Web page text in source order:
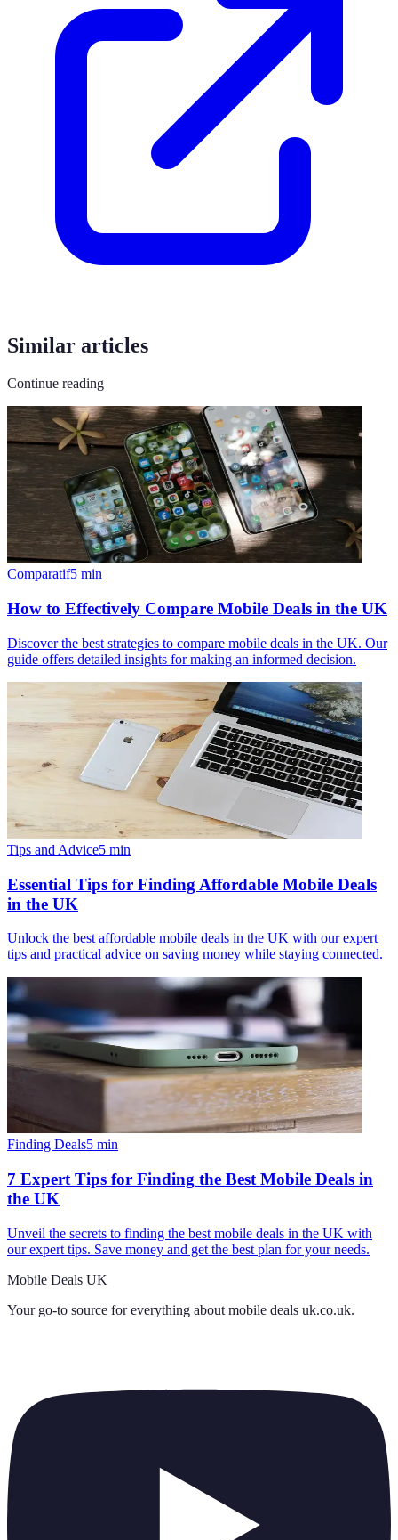
Similar articles
Continue reading
Comparatif5 min
How to Effectively Compare Mobile Deals in the UK
Discover the best strategies to compare mobile deals in the UK. Our
guide offers detailed insights for making an informed decision.
Tips and Advice5 min
Essential Tips for Finding Affordable Mobile Deals
in the UK
Unlock the best affordable mobile deals in the UK with our expert
tips and practical advice on saving money while staying connected.
Finding Deals5 min
7 Expert Tips for Finding the Best Mobile Deals in
the UK
Unveil the secrets to finding the best mobile deals in the UK with
our expert tips. Save money and get the best plan for your needs.
Mobile Deals UK
Your go-to source for everything about mobile deals uk.co.uk.